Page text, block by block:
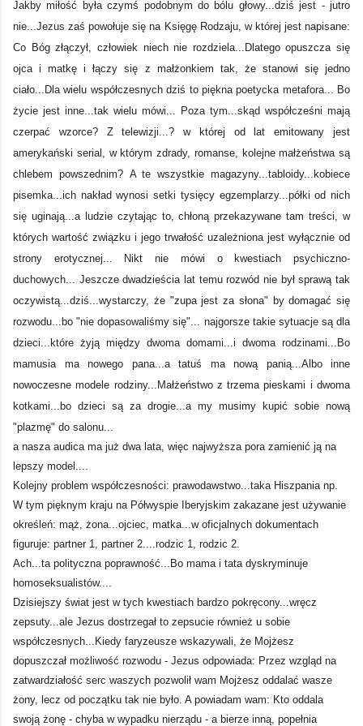
Jakby miłość była czymś podobnym do bólu głowy...dziś jest - jutro
nie... Jezus zaś powołuje się na Księgę Rodzaju, w której jest napisane:
Co Bóg złączył, człowiek niech nie rozdziela...Dlatego opuszcza się
ojca i matkę i łączy się z małżonkiem tak, że stanowi się jedno
ciało...Dla wielu współczesnych dziś to piękna poetycka metafora... Bo
życie jest inne...tak wielu mówi... Poza tym...skąd współcześni mają
czerpać wzorce? Z telewizji...? w której od lat emitowany jest
amerykański serial, w którym zdrady, romanse, kolejne małżeństwa są
chlebem powszednim? A te wszystkie magazyny...tabloidy...kobiece
pisemka...ich nakład wynosi setki tysięcy egzemplarzy...półki od nich
się uginają...a ludzie czytając to, chłoną przekazywane tam treści, w
których wartość związku i jego trwałość uzależniona jest wyłącznie od
strony erotycznej... Nikt nie mówi o kwestiach psychiczno-
duchowych... Jeszcze dwadzieścia lat temu rozwód nie był sprawą tak
oczywistą...dziś...wystarczy, że "zupa jest za słona" by domagać się
rozwodu...bo "nie dopasowaliśmy się"... najgorsze takie sytuacje są dla
dzieci...które żyją między dwoma domami...i dwoma rodzinami...Bo
mamusia ma nowego pana...a tatuś ma nową panią...Albo inne
nowoczesne modele rodziny...Małżeństwo z trzema pieskami i dwoma
kotkami...bo dzieci są za drogie...a my musimy kupić sobie nową
"plazmę" do salonu...
a nasza audica ma już dwa lata, więc najwyższa pora zamienić ją na
lepszy model....
Kolejny problem współczesności: prawodawstwo...taka Hiszpania np.
W tym pięknym kraju na Półwyspie Iberyjskim zakazane jest używanie
określeń: mąż, żona...ojciec, matka...w oficjalnych dokumentach
figuruje: partner 1, partner 2....rodzic 1, rodzic 2.
Ach...ta polityczna poprawność...Bo mama i tata dyskryminuje
homoseksualistów....
Dzisiejszy świat jest w tych kwestiach bardzo pokręcony...wręcz
zepsuty...ale Jezus dostrzegał to zepsucie również u sobie
współczesnych...Kiedy faryzeusze wskazywali, że Mojżesz
dopuszczał możliwość rozwodu - Jezus odpowiada: Przez wzgląd na
zatwardziałość serc waszych pozwolił wam Mojżesz oddalać wasze
żony, lecz od początku tak nie było. A powiadam wam: Kto oddala
swoją żonę - chyba w wypadku nierządu - a bierze inną, popełnia